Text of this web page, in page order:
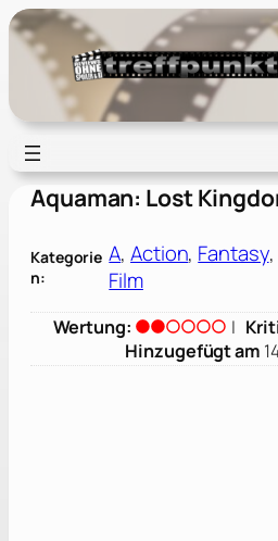
Zum
Inhalt
springen
Aquaman: Lost
Kategorie
n:
A, Action, Fantasy
Film
Wertung: |
Hinzugefügt am